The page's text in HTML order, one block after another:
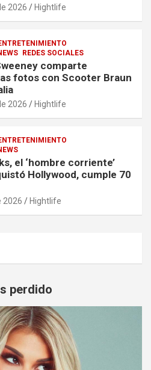
2026 Hightlife
REDES SOCIALES
comparte
fotos con Scooter Braun
2026 Hightlife
el ‘hombre corriente’
Hollywood, cumple 70
2026 Hightlife
perdido